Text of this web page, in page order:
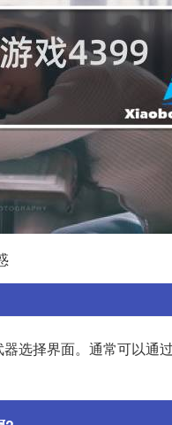
选择界面。通常可以通